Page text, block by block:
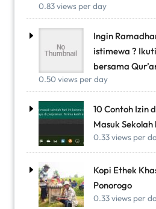
0.83 views per day
Ingin
istimewa ?
bersama
0.50 views per day
10 Contoh Izin
Masuk
0.33 views per
Kopi Ethek
Ponorogo
0.33 views per